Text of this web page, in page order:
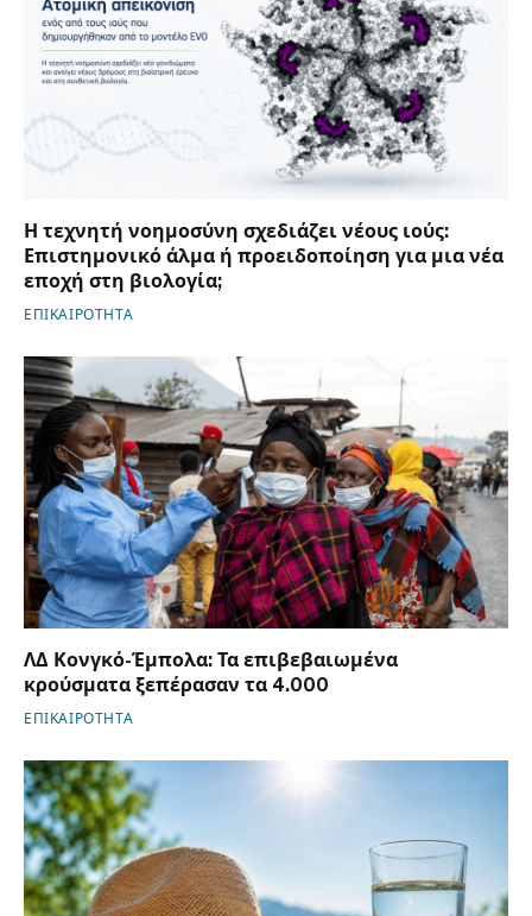
Η τεχνητή νοημοσύνη σχεδιάζει νέους ιούς:
Επιστημονικό άλμα ή προειδοποίηση για μια νέα
εποχή στη βιολογία;
ΕΠΙΚΑΙΡΟΤΗΤΑ
ΛΔ Κονγκό-Έμπολα: Τα επιβεβαιωμένα
κρούσματα ξεπέρασαν τα 4.000
ΕΠΙΚΑΙΡΟΤΗΤΑ